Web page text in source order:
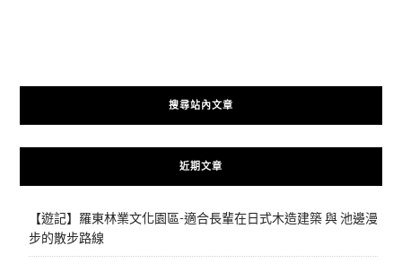
搜尋站內文章
近期文章
【遊記】羅東林業文化園區-適合長輩在日式木造建築 與 池邊漫
步的散步路線